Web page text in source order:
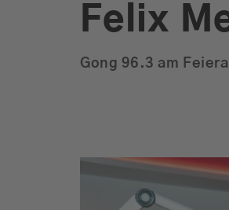
Musik
Felix
Gong 96.3 am